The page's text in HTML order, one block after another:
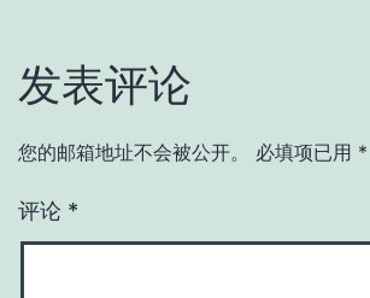
发表评论
您的邮箱地址不会被公开。 必填项已用 *
评论 *